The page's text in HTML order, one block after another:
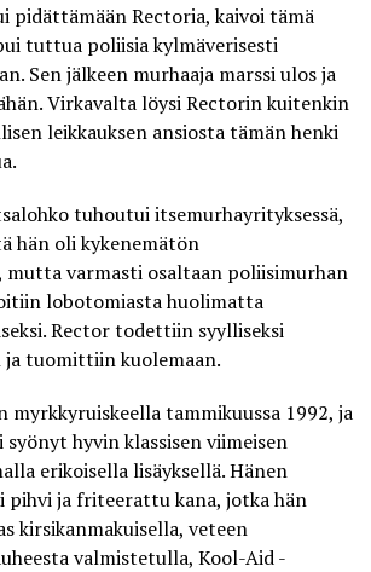
pidättämään Rectoria, kaivoi tämä
tuttua poliisia kylmäverisesti
Sen jälkeen murhaaja marssi ulos ja
Virkavalta löysi Rectorin kuitenkin
leikkauksen ansiosta tämän henki
tuhoutui itsemurhayrityksessä,
hän oli kykenemätön
mutta varmasti osaltaan poliisimurhan
lobotomiasta huolimatta
Rector todettiin syylliseksi
ja tuomittiin kuolemaan.
tammikuussa 1992, ja
hyvin klassisen viimeisen
erikoisella lisäyksellä. Hänen
pihvi ja friteerattu kana, jotka hän
kirsikanmakuisella, veteen
valmistetulla, Kool-Aid -